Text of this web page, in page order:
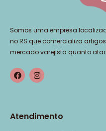
Somos uma empresa
no RS que comercializa
mercado varejista quanto
Atendimento